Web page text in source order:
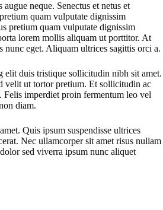
neque. Senectus et netus et
quam vulputate dignissim
pretium quam vulputate dignissim
lorem mollis aliquam ut porttitor. At
nunc eget. Aliquam ultrices sagittis orci a.
elit duis tristique sollicitudin nibh sit amet.
velit ut tortor pretium. Et sollicitudin ac
Felis imperdiet proin fermentum leo vel
diam.
Quis ipsum suspendisse ultrices
Nec ullamcorper sit amet risus nullam
sed viverra ipsum nunc aliquet